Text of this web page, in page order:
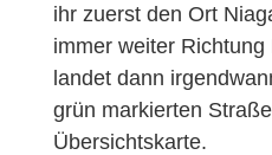
ihr zuerst den Ort
immer weiter
landet dann
grün markierten
Übersichtskarte.